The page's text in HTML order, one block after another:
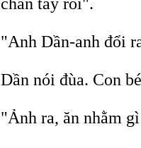
"Anh Dần-anh đổi
Dần nói đùa. Con
"Ảnh ra, ăn nhằm